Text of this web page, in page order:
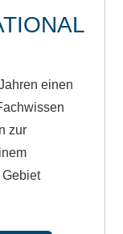
einen
zur